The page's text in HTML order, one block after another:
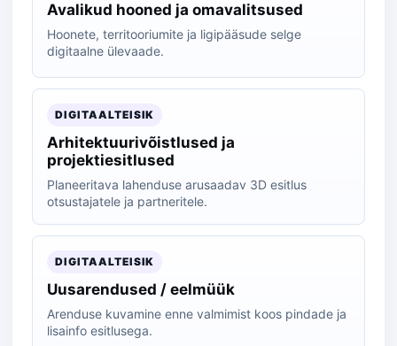
Avalikud hooned ja omavalitsused
Hoonete, territooriumite ja ligipääsude selge
digitaalne ülevaade.
DIGITAALTEISIK
Arhitektuurivõistlused ja
projektiesitlused
Planeeritava lahenduse arusaadav 3D esitlus
otsustajatele ja partneritele.
DIGITAALTEISIK
Uusarendused / eelmüük
Arenduse kuvamine enne valmimist koos pindade ja
lisainfo esitlusega.